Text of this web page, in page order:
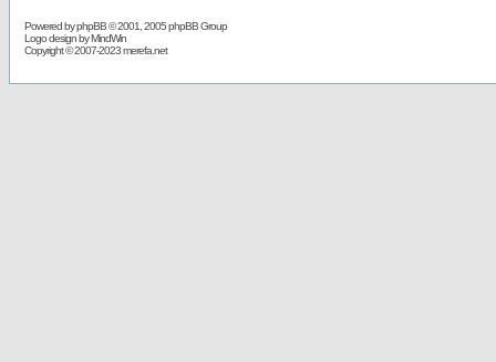
Powered byphpBB© 2001, 2005 phpBB Group
Logo design by MindWin
Copyright © 2007-2023 merefa.net